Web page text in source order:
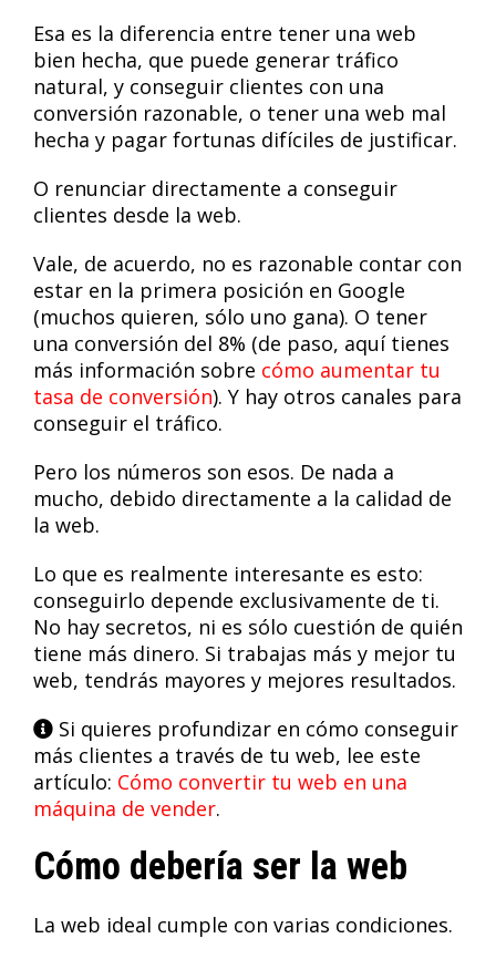
Esa es la diferencia entre tener una web
bien hecha, que puede generar tráfico
natural, y conseguir clientes con una
conversión razonable, o tener una web mal
hecha y pagar fortunas difíciles de justificar.
O renunciar directamente a conseguir
clientes desde la web.
Vale, de acuerdo, no es razonable contar con
estar en la primera posición en Google
(muchos quieren, sólo uno gana). O tener
una conversión del 8% (de paso, aquí tienes
más información sobre cómo aumentar tu
tasa de conversión). Y hay otros canales para
conseguir el tráfico.
Pero los números son esos. De nada a
mucho, debido directamente a la calidad de
la web.
Lo que es realmente interesante es esto:
conseguirlo depende exclusivamente de ti.
No hay secretos, ni es sólo cuestión de quién
tiene más dinero. Si trabajas más y mejor tu
web, tendrás mayores y mejores resultados.
Si quieres profundizar en cómo conseguir
más clientes a través de tu web, lee este
artículo: Cómo convertir tu web en una
máquina de vender.
Cómo debería ser la web
La web ideal cumple con varias condiciones.